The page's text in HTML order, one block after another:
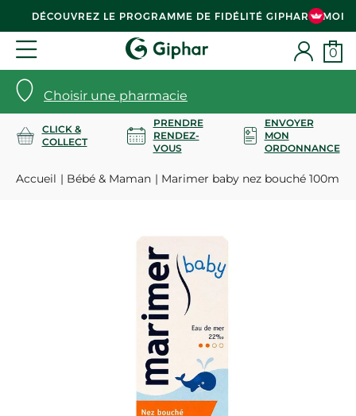
DÉCOUVREZ LE PROGRAMME DE FIDÉLITÉ GIPHAR & MOI
Choisir une pharmacie
0
CLICK &
COLLECT
PRENDRE
RENDEZ-
VOUS
ENVOYER
MON
ORDONNANCE
Accueil Bébé & Maman Marimer baby nez bouché 100ml